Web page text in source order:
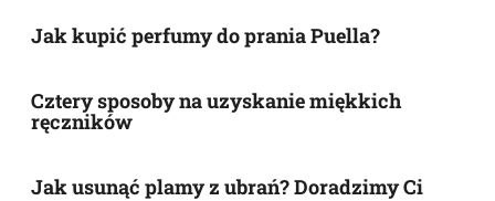
Jak kupić perfumy do prania Puella?
Cztery sposoby na uzyskanie miękkich
ręczników
Jak usunąć plamy z ubrań? Doradzimy Ci